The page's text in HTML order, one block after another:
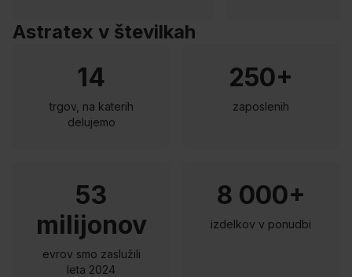
Astratex v številkah
14
trgov, na katerih
delujemo
250+
zaposlenih
53
milijonov
evrov smo zaslužili
leta 2024
8 000+
izdelkov v ponudbi